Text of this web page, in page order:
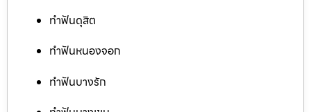
ทำฟันดุสิต
ทำฟันหนองจอก
ทำฟันบางรัก